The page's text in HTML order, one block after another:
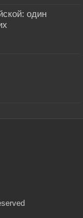
один